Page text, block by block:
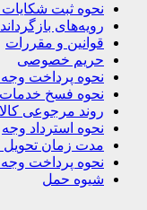
نحوه ثبت
رویه‌های
قوانین و مقررات
حریم خصوصی
نحوه پرداخت وجه
نحوه فسخ خدمات
روند مرجوعی کالا
نحوه استرداد وجه
مدت زمان تحویل
نحوه پرداخت وجه
شیوه حمل